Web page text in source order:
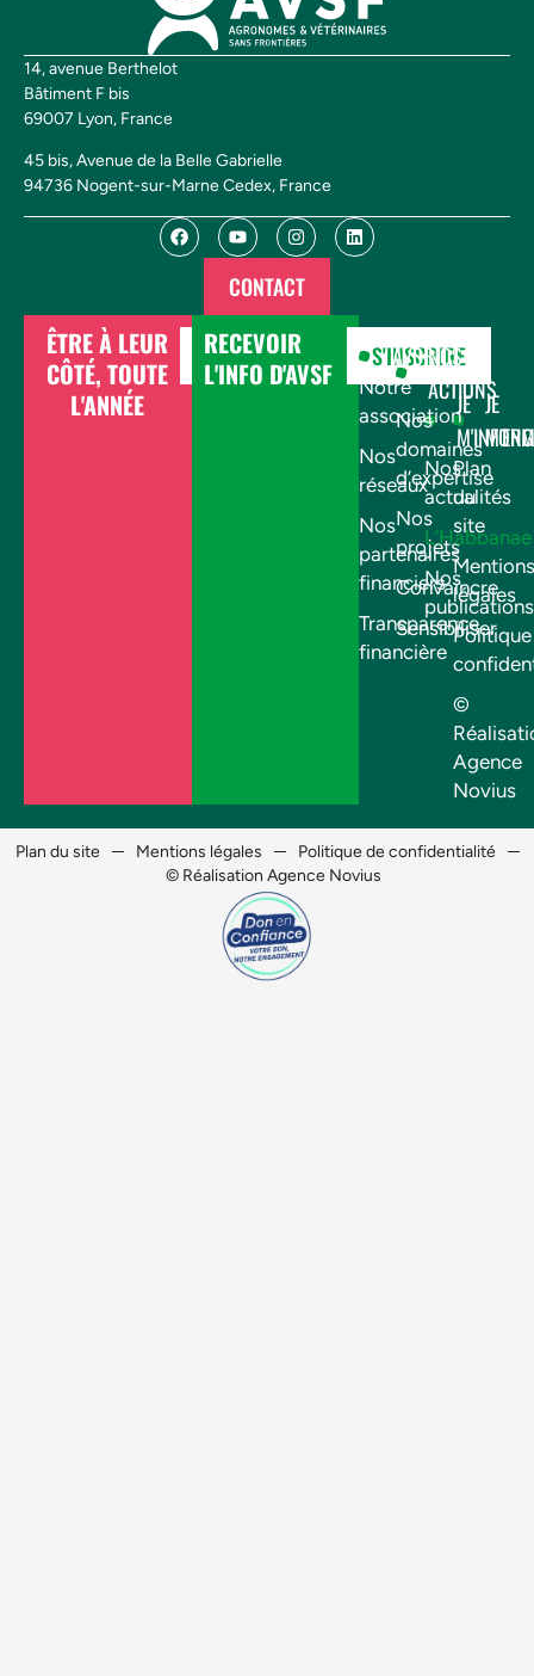
14, avenue Berthelot
Bâtiment F bis
69007 Lyon, France
45 bis, Avenue de la Belle Gabrielle
94736 Nogent-sur-Marne Cedex, France
CONTACT
ÊTRE À LEUR
CÔTÉ, TOUTE
L'ANNÉE
DONNER
RECEVOIR
L'INFO D'AVSF
S'INSCRIRE
AVSF
Notre
association
Nos
réseaux
Nos
partenaires
financiers
Transparence
financière
NOS
ACTIONS
Nos
domaines
d’expertise
Nos
projets
Convaincre
Sensibiliser
JE
Nos
actualités
L’Habbanae
Nos
publications
JE
Plan
du
site
Mentions
légales
©
Agence
Novius
Plan du site Mentions légales
Politique de confidentialité
© Réalisation Agence Novius